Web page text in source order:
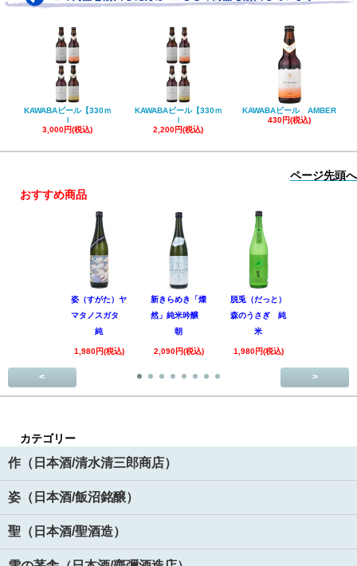
KAWABAビール【330ｍ
ｌ
3,000円(税込)
KAWABAビール【330ｍ
ｌ
2,200円(税込)
KAWABAビール AMBER
430円(税込)
ページ先頭へ
おすすめ商品
姿（すがた）ヤ
マタノスガタ
純
1,980円(税込)
新きらめき「燦
然」純米吟醸
朝
2,090円(税込)
脱兎（だっと）
森のうさぎ 純
米
1,980円(税込)
< >
カテゴリー
作（日本酒/清水清三郎商店）
姿（日本酒/飯沼銘醸）
聖（日本酒/聖酒造）